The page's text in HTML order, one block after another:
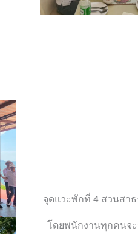
จุดแวะพักที่ 4 สวนสา
โดยพนักงานทุกคนจ